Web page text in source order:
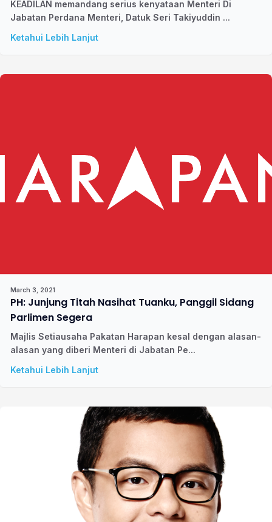
KEADILAN memandang serius kenyataan Menteri Di
Jabatan Perdana Menteri, Datuk Seri Takiyuddin ...
Ketahui Lebih Lanjut
March 3, 2021
PH: Junjung Titah Nasihat Tuanku, Panggil Sidang
Parlimen Segera
Majlis Setiausaha Pakatan Harapan kesal dengan alasan-
alasan yang diberi Menteri di Jabatan Pe...
Ketahui Lebih Lanjut